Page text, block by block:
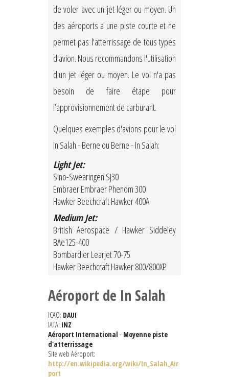
de voler avec un jet léger ou moyen. Un
des aéroports a une piste courte et ne
permet pas l'atterrissage de tous types
d'avion. Nous recommandons l'utilisation
d'un jet léger ou moyen. Le vol n'a pas
besoin de faire étape pour
l’approvisionnement de carburant.
Quelques exemples d'avions pour le vol
In Salah - Berne ou Berne - In Salah:
Light Jet:
Sino-Swearingen SJ30
Embraer Embraer Phenom 300
Hawker Beechcraft Hawker 400A
Medium Jet:
British Aerospace / Hawker Siddeley
BAe125-400
Bombardier Learjet 70-75
Hawker Beechcraft Hawker 800/800XP
Aéroport de In Salah
ICAO: DAUI
IATA: INZ
Aéroport International - Moyenne piste
d'atterrissage
Site web Aéroport:
http://en.wikipedia.org/wiki/In_Salah_Air
port